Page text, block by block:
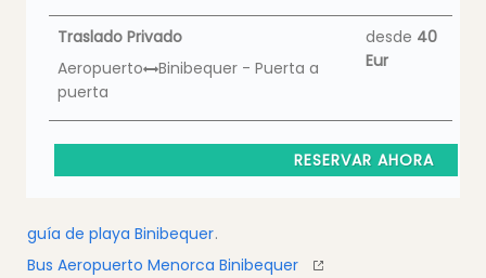
Traslado Privado
Aeropuerto
Binibequer - Puerta a
puerta
desde 40
Eur
RESERVAR AHORA
guía de playa Binibequer.
Bus Aeropuerto Menorca Binibequer